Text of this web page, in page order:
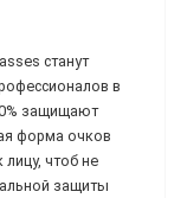
станут
в
защищают
форма очков
чтоб не
защиты